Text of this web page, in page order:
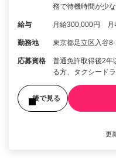
務で待機時間が少
給与 月給300,000円 月
勤務地 東京都足立区入谷
応募資格
普通免許取得後2年
る方、タクシード
後で見る
更